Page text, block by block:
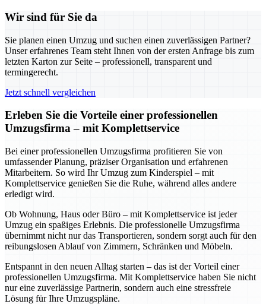
Wir sind für Sie da
Sie planen einen Umzug und suchen einen zuverlässigen Partner?
Unser erfahrenes Team steht Ihnen von der ersten Anfrage bis zum
letzten Karton zur Seite – professionell, transparent und
termingerecht.
Jetzt schnell vergleichen
Erleben Sie die Vorteile einer professionellen
Umzugsfirma – mit Komplettservice
Bei einer professionellen Umzugsfirma profitieren Sie von
umfassender Planung, präziser Organisation und erfahrenen
Mitarbeitern. So wird Ihr Umzug zum Kinderspiel – mit
Komplettservice genießen Sie die Ruhe, während alles andere
erledigt wird.
Ob Wohnung, Haus oder Büro – mit Komplettservice ist jeder
Umzug ein spaßiges Erlebnis. Die professionelle Umzugsfirma
übernimmt nicht nur das Transportieren, sondern sorgt auch für den
reibungslosen Ablauf von Zimmern, Schränken und Möbeln.
Entspannt in den neuen Alltag starten – das ist der Vorteil einer
professionellen Umzugsfirma. Mit Komplettservice haben Sie nicht
nur eine zuverlässige Partnerin, sondern auch eine stressfreie
Lösung für Ihre Umzugspläne.